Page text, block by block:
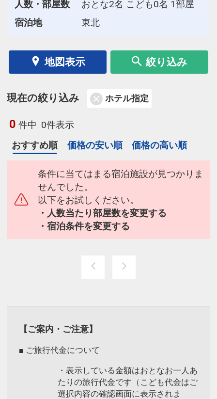
人数・部屋数
おとな2名 こども0名 1部屋
宿泊地
東北
地図表示 絞り込み
現在の絞り込み ホテル指定
0 件中 0件表示
おすすめ順
価格の安い順 価格の高い順
条件に当てはまる宿泊施設が見つかりま
せんでした。
以下をお試しください。
・人数当たり部屋数を変更する
・宿泊条件を変更する
【ご案内・ご注意】
■ ご旅行代金について
・表示している金額はおとなお一人あ
たりの旅行代金です（こども代金はご
選択内容の確認画面に表示されま